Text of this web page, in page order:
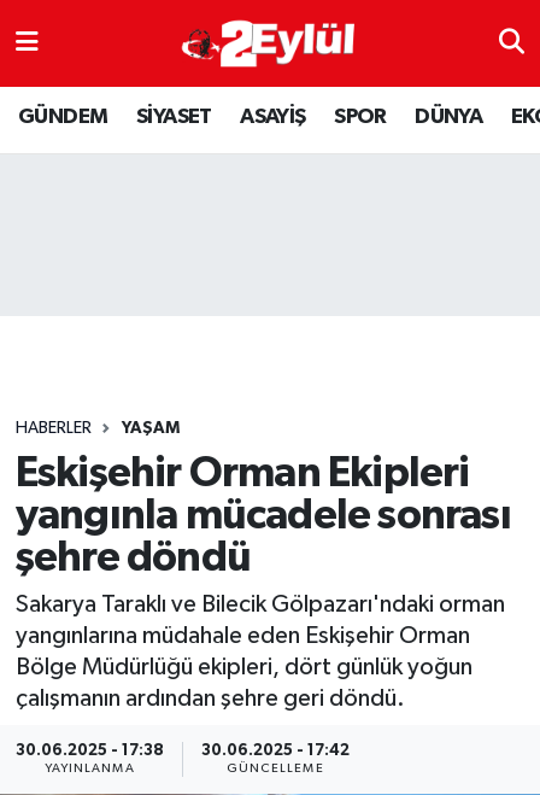
GÜNDEM SİYASET ASAYİŞ SPOR DÜNYA
HABERLER YAŞAM
Eskişehir Orman Ekipleri
yangınla mücadele sonrası
şehre döndü
Sakarya Taraklı ve Bilecik Gölpazarı'ndaki orman
yangınlarına müdahale eden Eskişehir Orman
Bölge Müdürlüğü ekipleri, dört günlük yoğun
çalışmanın ardından şehre geri döndü.
30.06.2025 - 17:38
YAYINLANMA
30.06.2025 - 17:42
GÜNCELLEME
ASAYİŞ
DÜNYA
SPOR
YAŞAM
Nöbetçi Eczaneler
Hava Durumu
Son Dakika Haberleri
Haber Arşivi